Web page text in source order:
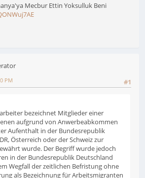
Mecbur Ettin Yoksulluk Beni
#1
PM
bezeichnet Mitglieder einer
aufgrund von Anwerbeabkommen
Aufenthalt in der Bundesrepublik
Österreich oder der Schweiz zur
wurde. Der Begriff wurde jedoch
in der Bundesrepublik Deutschland
Wegfall der zeitlichen Befristung ohne
als Bezeichnung für Arbeitsmigranten